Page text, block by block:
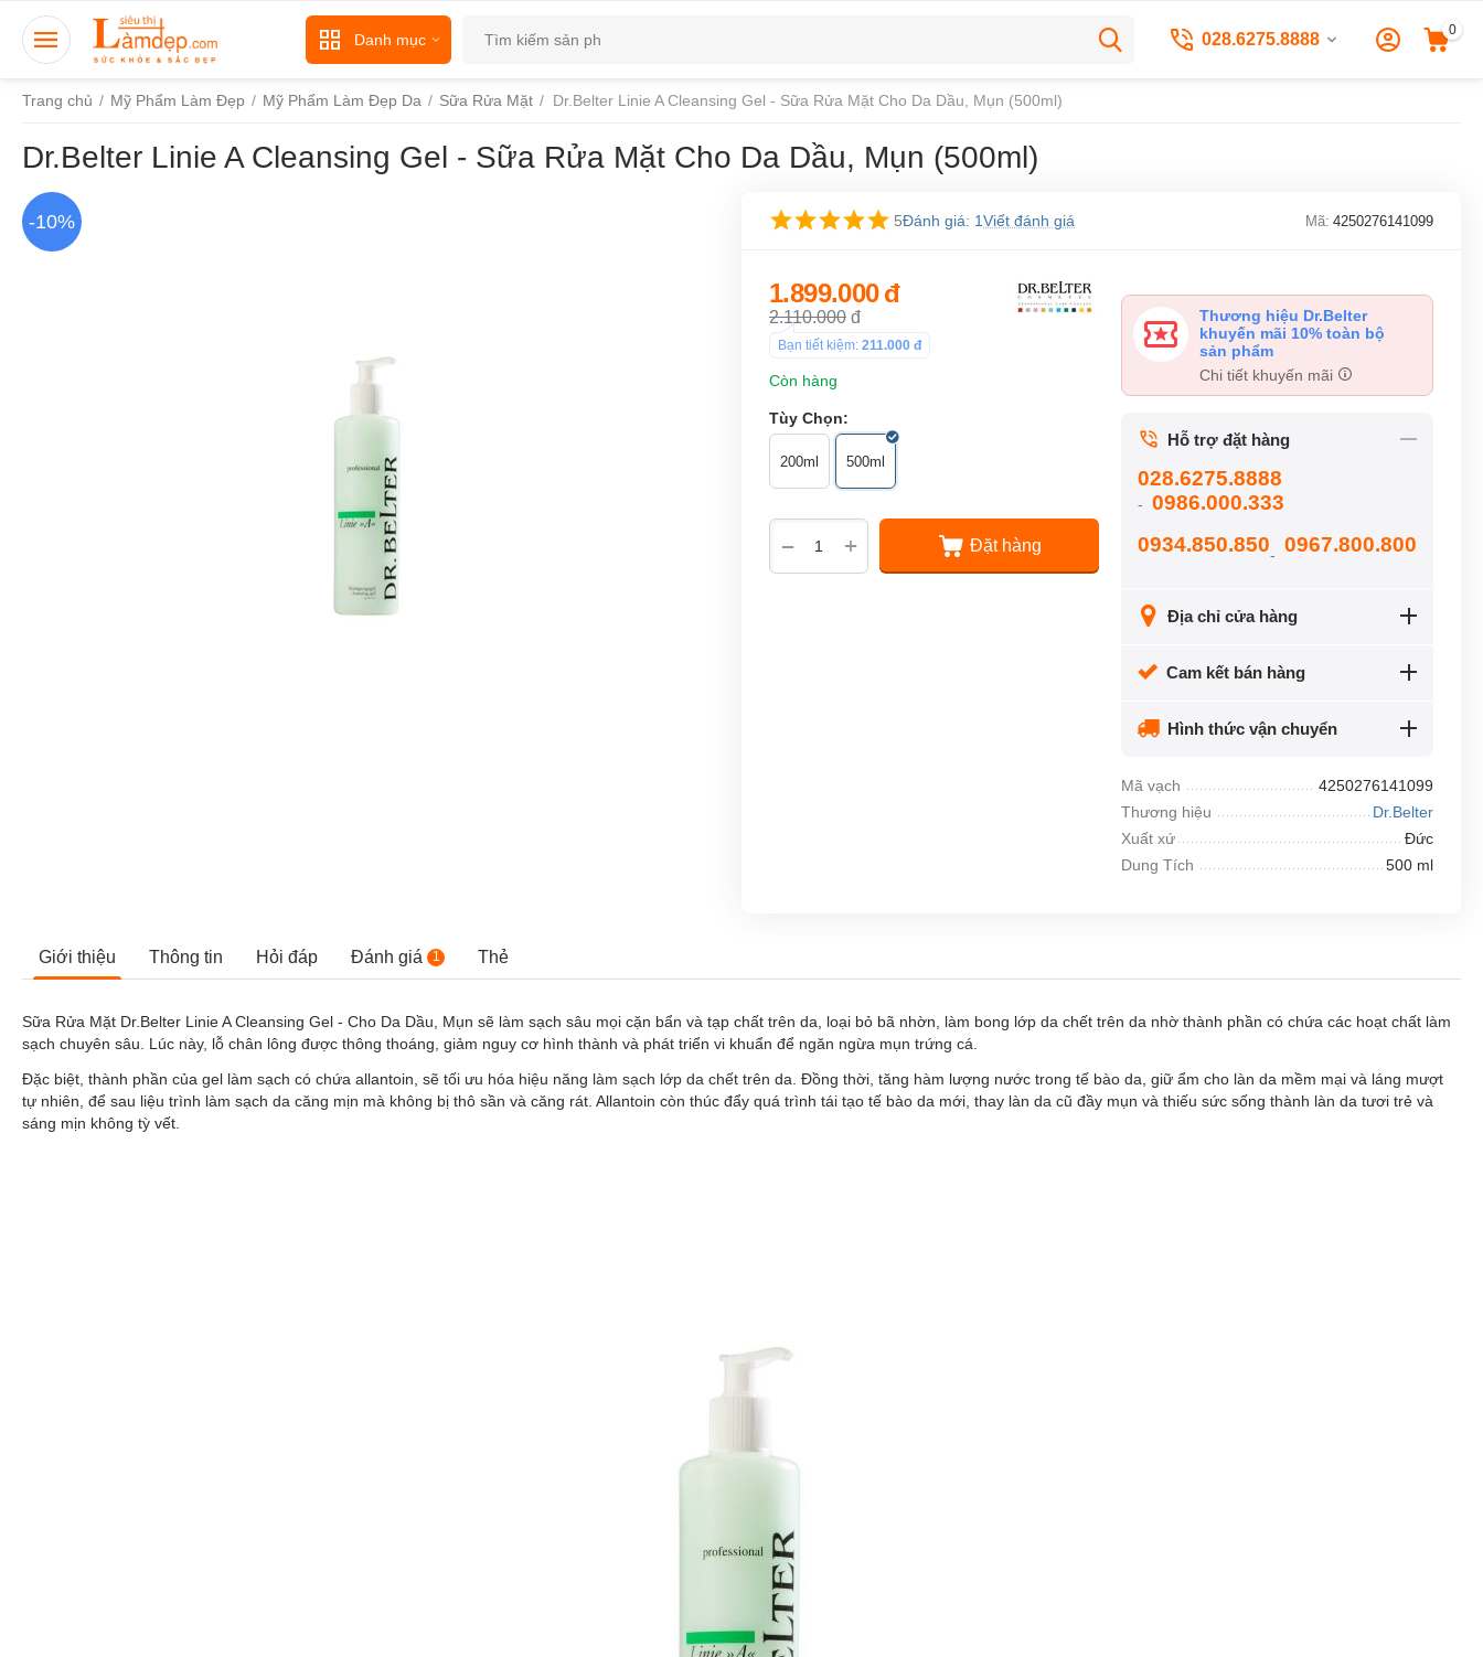
Danh mục 028.6275.8888 0
Trang chủ / Mỹ Phẩm Làm Đẹp / Mỹ Phẩm Làm Đẹp Da / Sữa Rửa Mặt / Dr.Belter Linie A Cleansing Gel - Sữa Rửa Mặt Cho Da Dầu, Mụn (500ml)
Dr.Belter Linie A Cleansing Gel - Sữa Rửa Mặt Cho Da Dầu, Mụn (500ml)
-10%
5Đánh giá: 1Viết đánh giá Mã: 4250276141099
1.899.000đ
2.110.000 đ
Bạn tiết kiệm: 211.000 đ
Còn hàng
Tùy Chọn:
200ml 500ml
+
− Đặt hàng
Thương hiệu Dr.Belter
khuyến mãi 10% toàn bộ
sản phẩm
Chi tiết khuyến mãi
Hỗ trợ đặt hàng
028.6275.8888
- 0986.000.333
0934.850.850- 0967.800.800
Địa chỉ cửa hàng
Cam kết bán hàng
Hình thức vận chuyển
Mã vạch
4250276141099
Thương hiệu
Dr.Belter
Xuất xứ
Đức
Dung Tích
500 ml
Giới thiệu Thông tin Hỏi đáp Đánh giá 1 Thẻ
Sữa Rửa Mặt Dr.Belter Linie A Cleansing Gel - Cho Da Dầu, Mụn sẽ làm sạch sâu mọi cặn bẩn và tạp chất trên da, loại bỏ bã nhờn, làm bong lớp da chết trên da nhờ thành phần có chứa các hoạt chất làm
sạch chuyên sâu. Lúc này, lỗ chân lông được thông thoáng, giảm nguy cơ hình thành và phát triển vi khuẩn để ngăn ngừa mụn trứng cá.
Đặc biệt, thành phần của gel làm sạch có chứa allantoin, sẽ tối ưu hóa hiệu năng làm sạch lớp da chết trên da. Đồng thời, tăng hàm lượng nước trong tế bào da, giữ ẩm cho làn da mềm mại và láng mượt
tự nhiên, để sau liệu trình làm sạch da căng mịn mà không bị thô sần và căng rát. Allantoin còn thúc đẩy quá trình tái tạo tế bào da mới, thay làn da cũ đầy mụn và thiếu sức sống thành làn da tươi trẻ và
sáng mịn không tỳ vết.